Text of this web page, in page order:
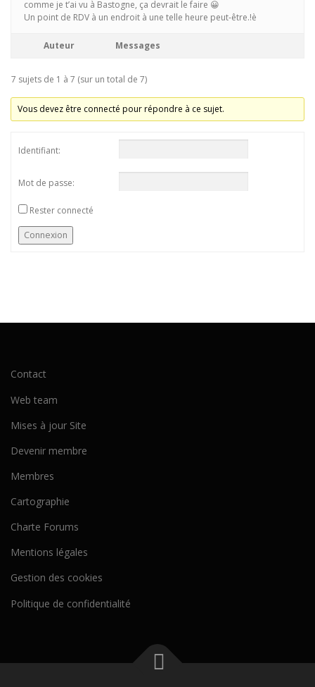
comme je t’ai vu à Bastogne, ça devrait le faire 😀
Un point de RDV à un endroit à une telle heure peut-être.!è
Auteur Messages
7 sujets de 1 à 7 (sur un total de 7)
Vous devez être connecté pour répondre à ce sujet.
Identifiant:
Mot de passe:
Rester connecté
Connexion
Contact
Web team
Mises à jour Site
Devenir membre
Membres
Cartographie
Charte Forums
Mentions légales
Gestion des cookies
Politique de confidentialité